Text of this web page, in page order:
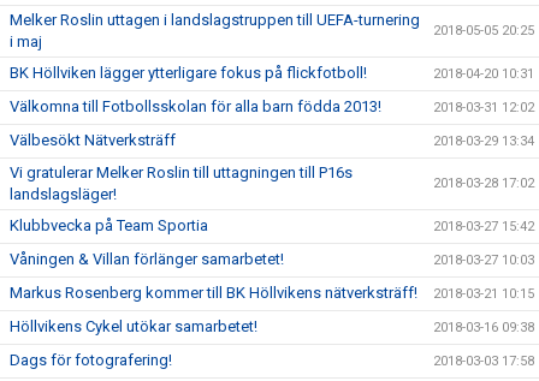
Melker Roslin uttagen i landslagstruppen till UEFA-turnering
i maj
2018-05-05 20:25
BK Höllviken lägger ytterligare fokus på flickfotboll! 2018-04-20 10:31
Välkomna till Fotbollsskolan för alla barn födda 2013! 2018-03-31 12:02
Välbesökt Nätverksträff 2018-03-29 13:34
Vi gratulerar Melker Roslin till uttagningen till P16s
landslagsläger!
2018-03-28 17:02
Klubbvecka på Team Sportia 2018-03-27 15:42
Våningen & Villan förlänger samarbetet! 2018-03-27 10:03
Markus Rosenberg kommer till BK Höllvikens nätverksträff! 2018-03-21 10:15
Höllvikens Cykel utökar samarbetet! 2018-03-16 09:38
Dags för fotografering! 2018-03-03 17:58